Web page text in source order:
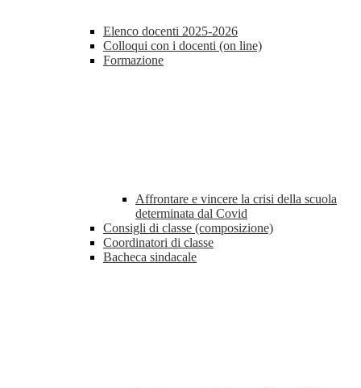
Elenco docenti 2025-2026
Colloqui con i docenti (on line)
Formazione
Affrontare e vincere la crisi della scuola
determinata dal Covid
Consigli di classe (composizione)
Coordinatori di classe
Bacheca sindacale